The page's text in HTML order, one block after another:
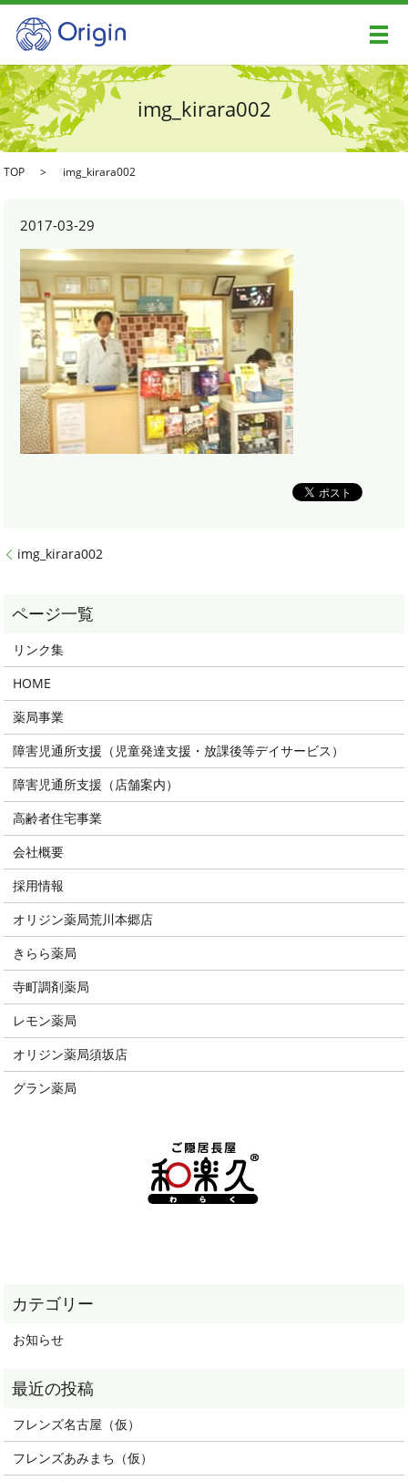
メ
img_kirara002
TOP img_kirara002
2017-03-29
img_kirara002
リンク集
HOME
薬局事業
障害児通所支援（児童発達支援・放課後等デイサービス）
障害児通所支援（店舗案内）
高齢者住宅事業
会社概要
採用情報
オリジン薬局荒川本郷店
きらら薬局
寺町調剤薬局
レモン薬局
オリジン薬局須坂店
グラン薬局
お知らせ
フレンズ名古屋（仮）
フレンズあみまち（仮）